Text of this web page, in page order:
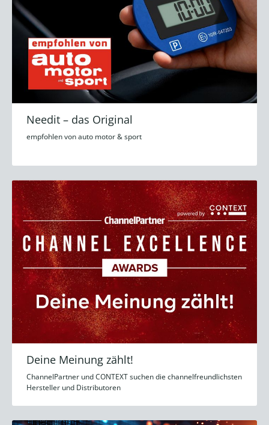
Needit – das Original
empfohlen von auto motor & sport
Deine Meinung zählt!
ChannelPartner und CONTEXT suchen die channelfreundlichsten
Hersteller und Distributoren